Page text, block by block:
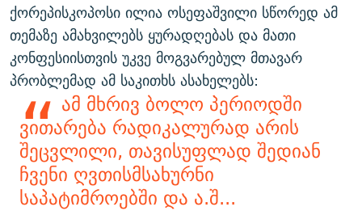
ქორეპისკოპოსი ილია ოსეფაშვილი სწორედ ამ
თემაზე ამახვილებს ყურადღებას და მათი
კონფესიისთვის უკვე მოგვარებულ მთავარ
პრობლემად ამ საკითხს ასახელებს:
ამ მხრივ ბოლო პერიოდში
ვითარება რადიკალურად არის
შეცვლილი, თავისუფლად შედიან
ჩვენი ღვთისმსახურნი
საპატიმროებში და ა.შ...